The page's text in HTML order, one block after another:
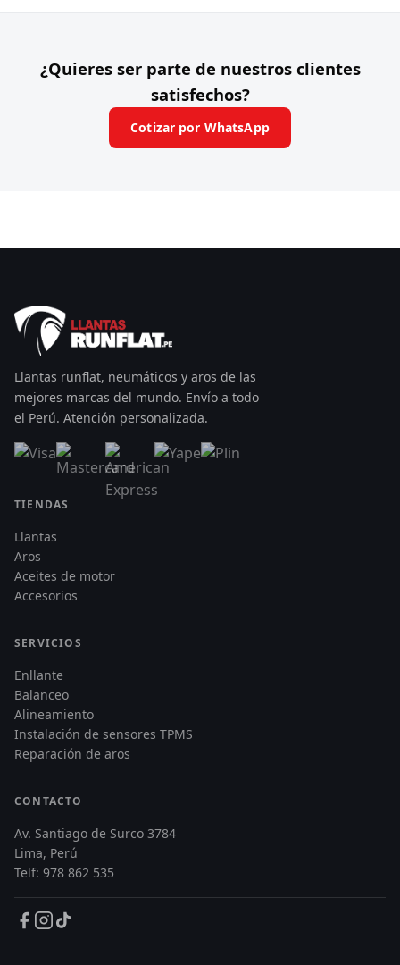
¿Quieres ser parte de nuestros clientes
satisfechos?
Cotizar por WhatsApp
Llantas runflat, neumáticos y aros de las
mejores marcas del mundo. Envío a todo
el Perú. Atención personalizada.
TIENDAS
Llantas
Aros
Aceites de motor
Accesorios
SERVICIOS
Enllante
Balanceo
Alineamiento
Instalación de sensores TPMS
Reparación de aros
CONTACTO
Av. Santiago de Surco 3784
Lima, Perú
Telf: 978 862 535